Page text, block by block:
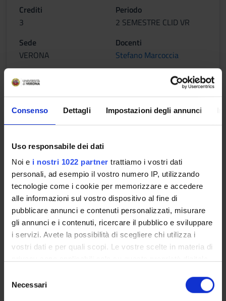
Consenso Dettagli Impostazioni degli annunci
Uso responsabile dei dati
Noi e i nostri 1022 partner trattiamo i vostri dati
personali, ad esempio il vostro numero IP, utilizzando
tecnologie come i cookie per memorizzare e accedere
alle informazioni sul vostro dispositivo al fine di
pubblicare annunci e contenuti personalizzati, misurare
gli annunci e i contenuti, ricercare il pubblico e sviluppare
i servizi. Avete la possibilità di scegliere chi utilizza i
vostri dati e per quali scopi. Le vostre scelte in materia di
modificare o revocare il proprio consenso in qualsiasi
momento dalla Dichiarazione sui cookie o facendo clic
Necessari
Crediti
3
Periodo
2 SEMESTRE CLID VR
Sede
VERONA
Docenti
Stefano Marcoccia
Orario Lezioni
PRINCIPI DI ALIMENTAZIONE E
DISTURBI DEL CAVO ORALE
Crediti
2
Periodo
2 SEMESTRE CLID VR
Sede
VERONA
Docenti
Nicolo' De Pretis
Orario Lezioni
Obiettivi di apprendimento
Il corso si propone di formare lo studente alla scelta e